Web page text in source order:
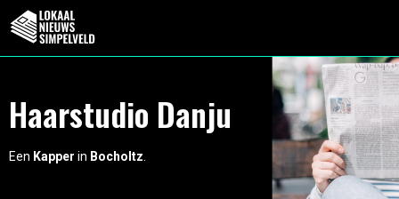
Haarstudio Danju
Een Kapper in Bocholtz